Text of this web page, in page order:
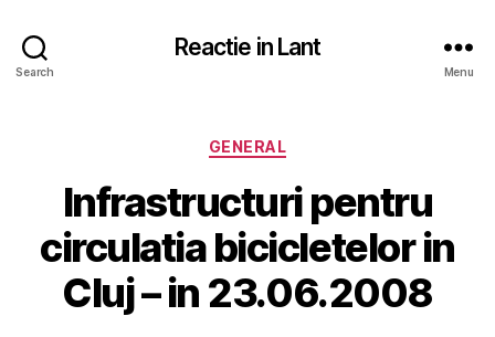
Search
Reactie in Lant
Menu
Categories
GENERAL
Infrastructuri pentru
circulatia bicicletelor in
Cluj – in 23.06.2008